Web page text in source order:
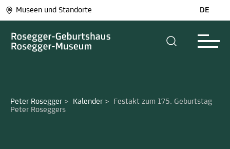
Museen und Standorte DE
Peter Rosegger > Kalender >
Festakt zum 175. Geburtstag
Peter Roseggers